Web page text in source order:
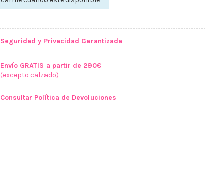
Seguridad y Privacidad Garantizada
Envío GRATIS a partir de 290€
(excepto calzado)
Consultar Política de Devoluciones